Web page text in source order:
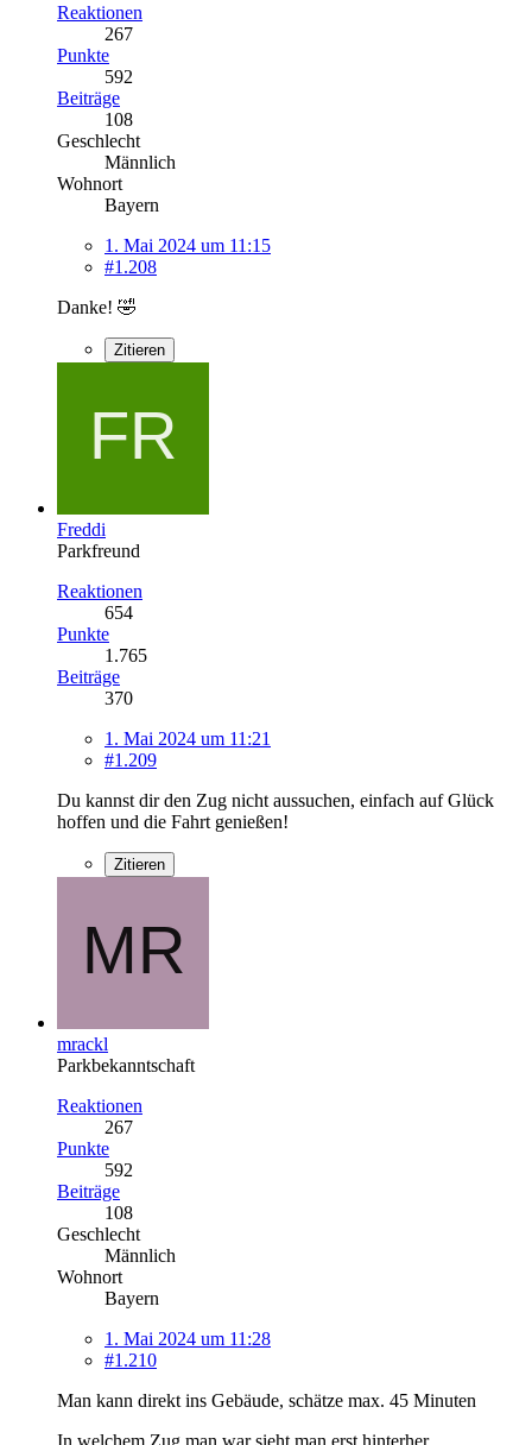
Reaktionen
267
Punkte
592
Beiträge
108
Geschlecht
Männlich
Wohnort
Bayern
1. Mai 2024 um 11:15
#1.208
Danke! 🤣
Zitieren
Freddi
Parkfreund
Reaktionen
654
Punkte
1.765
Beiträge
370
1. Mai 2024 um 11:21
#1.209
Du kannst dir den Zug nicht aussuchen, einfach auf Glück
hoffen und die Fahrt genießen!
Zitieren
mrackl
Parkbekanntschaft
Reaktionen
267
Punkte
592
Beiträge
108
Geschlecht
Männlich
Wohnort
Bayern
1. Mai 2024 um 11:28
#1.210
Man kann direkt ins Gebäude, schätze max. 45 Minuten
In welchem Zug man war sieht man erst hinterher